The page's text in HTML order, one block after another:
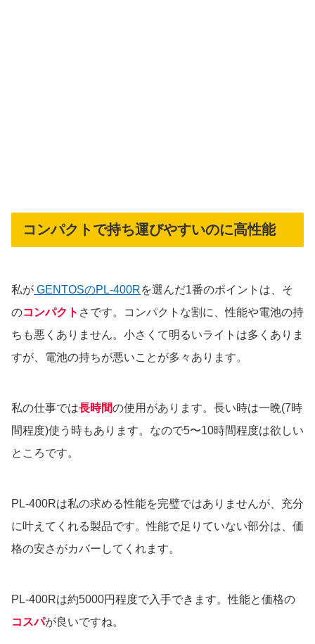
コンパクトで持ち運びやすいのに高性能
私が GENTOSのPL-400Rを選んだ1番のポイントは、そ
のコンパクト さです。コンパクトな割に、性能や電池の持
ちも悪くありません。小さくて明るいライトは多くありま
すが、電池の持ちが悪いことが多々あります。
私の仕事では長時間の使用があります。長い時は一晩(7時
間程度)使う時もあります。なので5〜10時間程度は欲しい
ところです。
PL-400Rは私の求める性能を完璧ではありませんが、充分
に叶えてくれる製品です。性能で足りていない部分は、価
格の安さがカバーしてくれます。
PL-400Rは約5000円程度で入手できます。性能と価格の
コスパが良いですね。